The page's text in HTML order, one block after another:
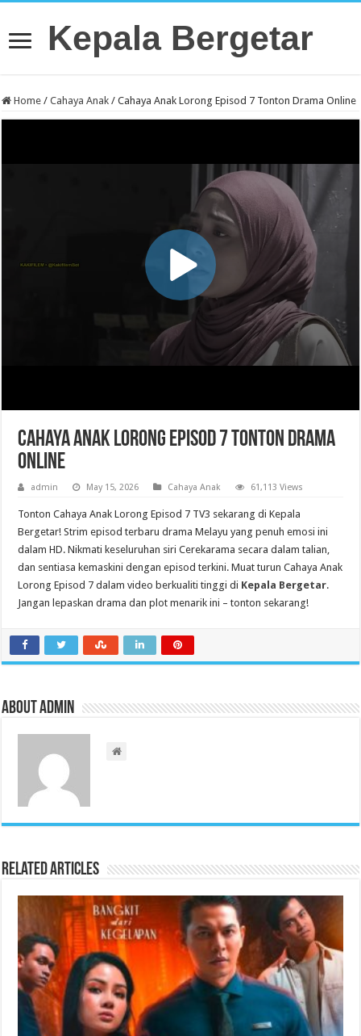
Kepala Bergetar
Home / Cahaya Anak / Cahaya Anak Lorong Episod 7 Tonton Drama Online
Cahaya Anak Lorong Episod 7 Tonton Drama
Online
admin May 15, 2026 Cahaya Anak 61,113 Views
Tonton Cahaya Anak Lorong Episod 7 TV3 sekarang di Kepala
Bergetar! Strim episod terbaru drama Melayu yang penuh emosi ini
dalam HD. Nikmati keseluruhan siri Cerekarama secara dalam talian,
dan sentiasa kemaskini dengan episod terkini. Muat turun Cahaya Anak
Lorong Episod 7 dalam video berkualiti tinggi di Kepala Bergetar.
Jangan lepaskan drama dan plot menarik ini – tonton sekarang!
About admin
Related Articles